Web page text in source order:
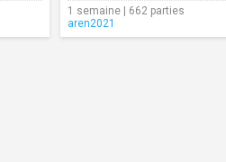
1 semaine | 662 parties
aren2021